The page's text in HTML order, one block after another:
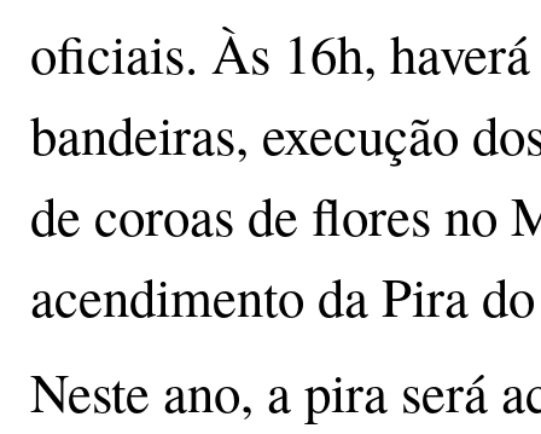
oficiais. Às 16h,
bandeiras, execução
de coroas de flores no
acendimento da Pira
Neste ano, a pira será